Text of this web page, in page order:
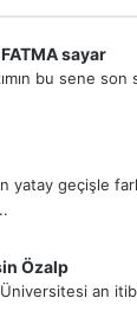
sayar
bu sene
yatay geçişle
Özalp
Üniversitesi an